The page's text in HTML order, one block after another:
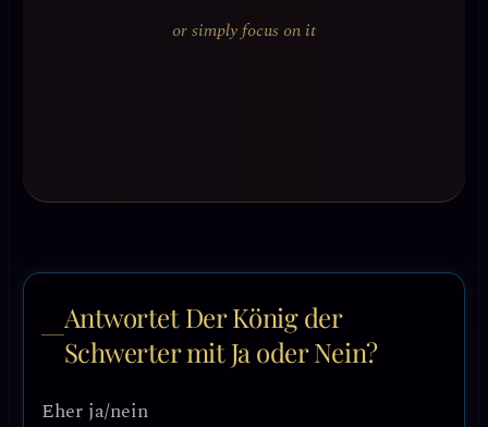
or simply focus on it
Antwortet Der König der
Schwerter mit Ja oder Nein?
Eher ja/nein